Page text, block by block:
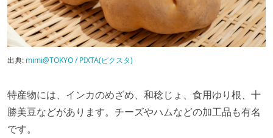
出典: mimi@TOKYO / PIXTA(ピクスタ)
特産物には、インカのめざめ、和稔じょ、食用ゆり根、十
勝美豆などがあります。チーズやハムなどの加工品も有名
です。